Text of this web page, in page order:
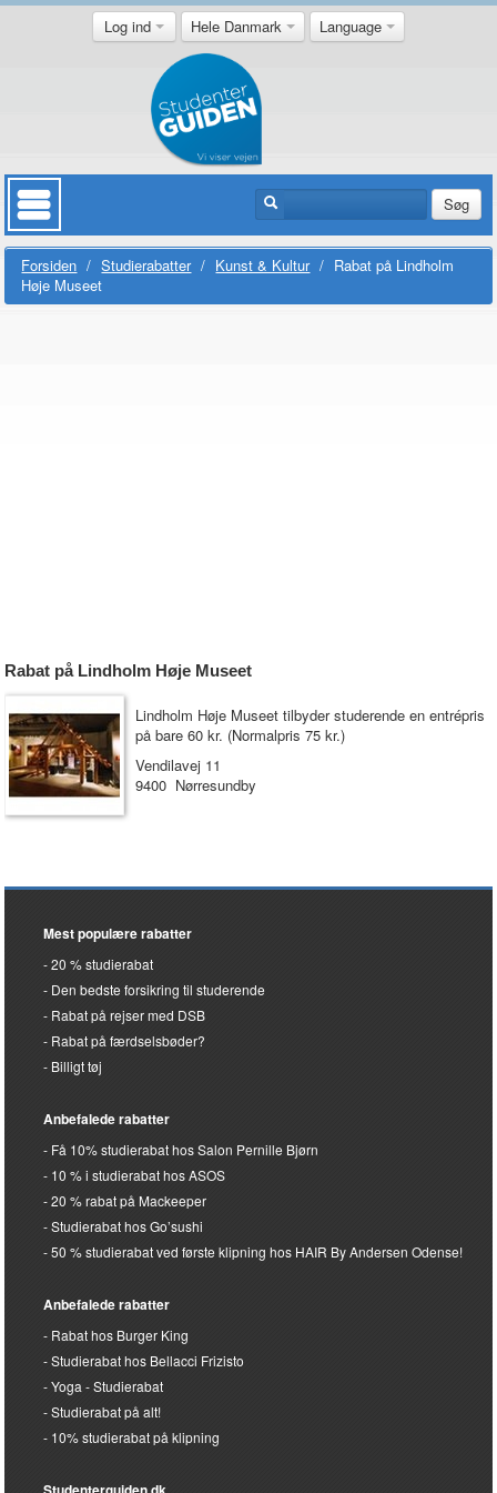
Log ind Hele Danmark Language
Søg
Forsiden / Studierabatter / Kunst & Kultur / Rabat på Lindholm
Høje Museet
Rabat på Lindholm Høje Museet
Lindholm Høje Museet tilbyder studerende en entrépris
på bare 60 kr. (Normalpris 75 kr.)
Vendilavej 11
9400 Nørresundby
Mest populære rabatter
20 % studierabat
Den bedste forsikring til studerende
Rabat på rejser med DSB
Rabat på færdselsbøder?
Billigt tøj
Anbefalede rabatter
Få 10% studierabat hos Salon Pernille Bjørn
10 % i studierabat hos ASOS
20 % rabat på Mackeeper
Studierabat hos Go’sushi
50 % studierabat ved første klipning hos HAIR By Andersen Odense!
Anbefalede rabatter
Rabat hos Burger King
Studierabat hos Bellacci Frizisto
Yoga - Studierabat
Studierabat på alt!
10% studierabat på klipning